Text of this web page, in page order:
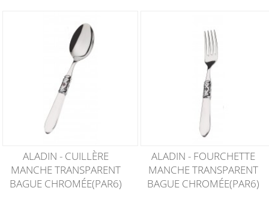
ALADIN - CUILLÈRE
MANCHE TRANSPARENT
BAGUE CHROMÉE(PAR6)
ALADIN - FOURCHETTE
MANCHE TRANSPARENT
BAGUE CHROMÉE(PAR6)